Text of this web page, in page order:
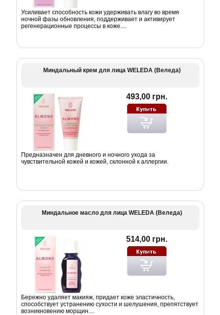
Усиливает способность кожи удерживать влагу во время
ночной фазы обновления, поддерживает и активирует
регенерационные процессы в коже....
Миндальный крем для лица WELEDA (Веледа)
493,00 грн.
Предназначен для дневного и ночного ухода за
чувствительной кожей и кожей, склонной к аллергии.
Миндальное масло для лица WELEDA (Веледа)
514,00 грн.
Бережно удаляет макияж, придает коже эластичность,
способствует устранению сухости и шелушения, препятствует
возникновению морщин....